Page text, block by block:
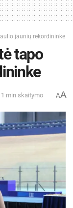
jaunių rekordininke
tapo
min skaitymo AA